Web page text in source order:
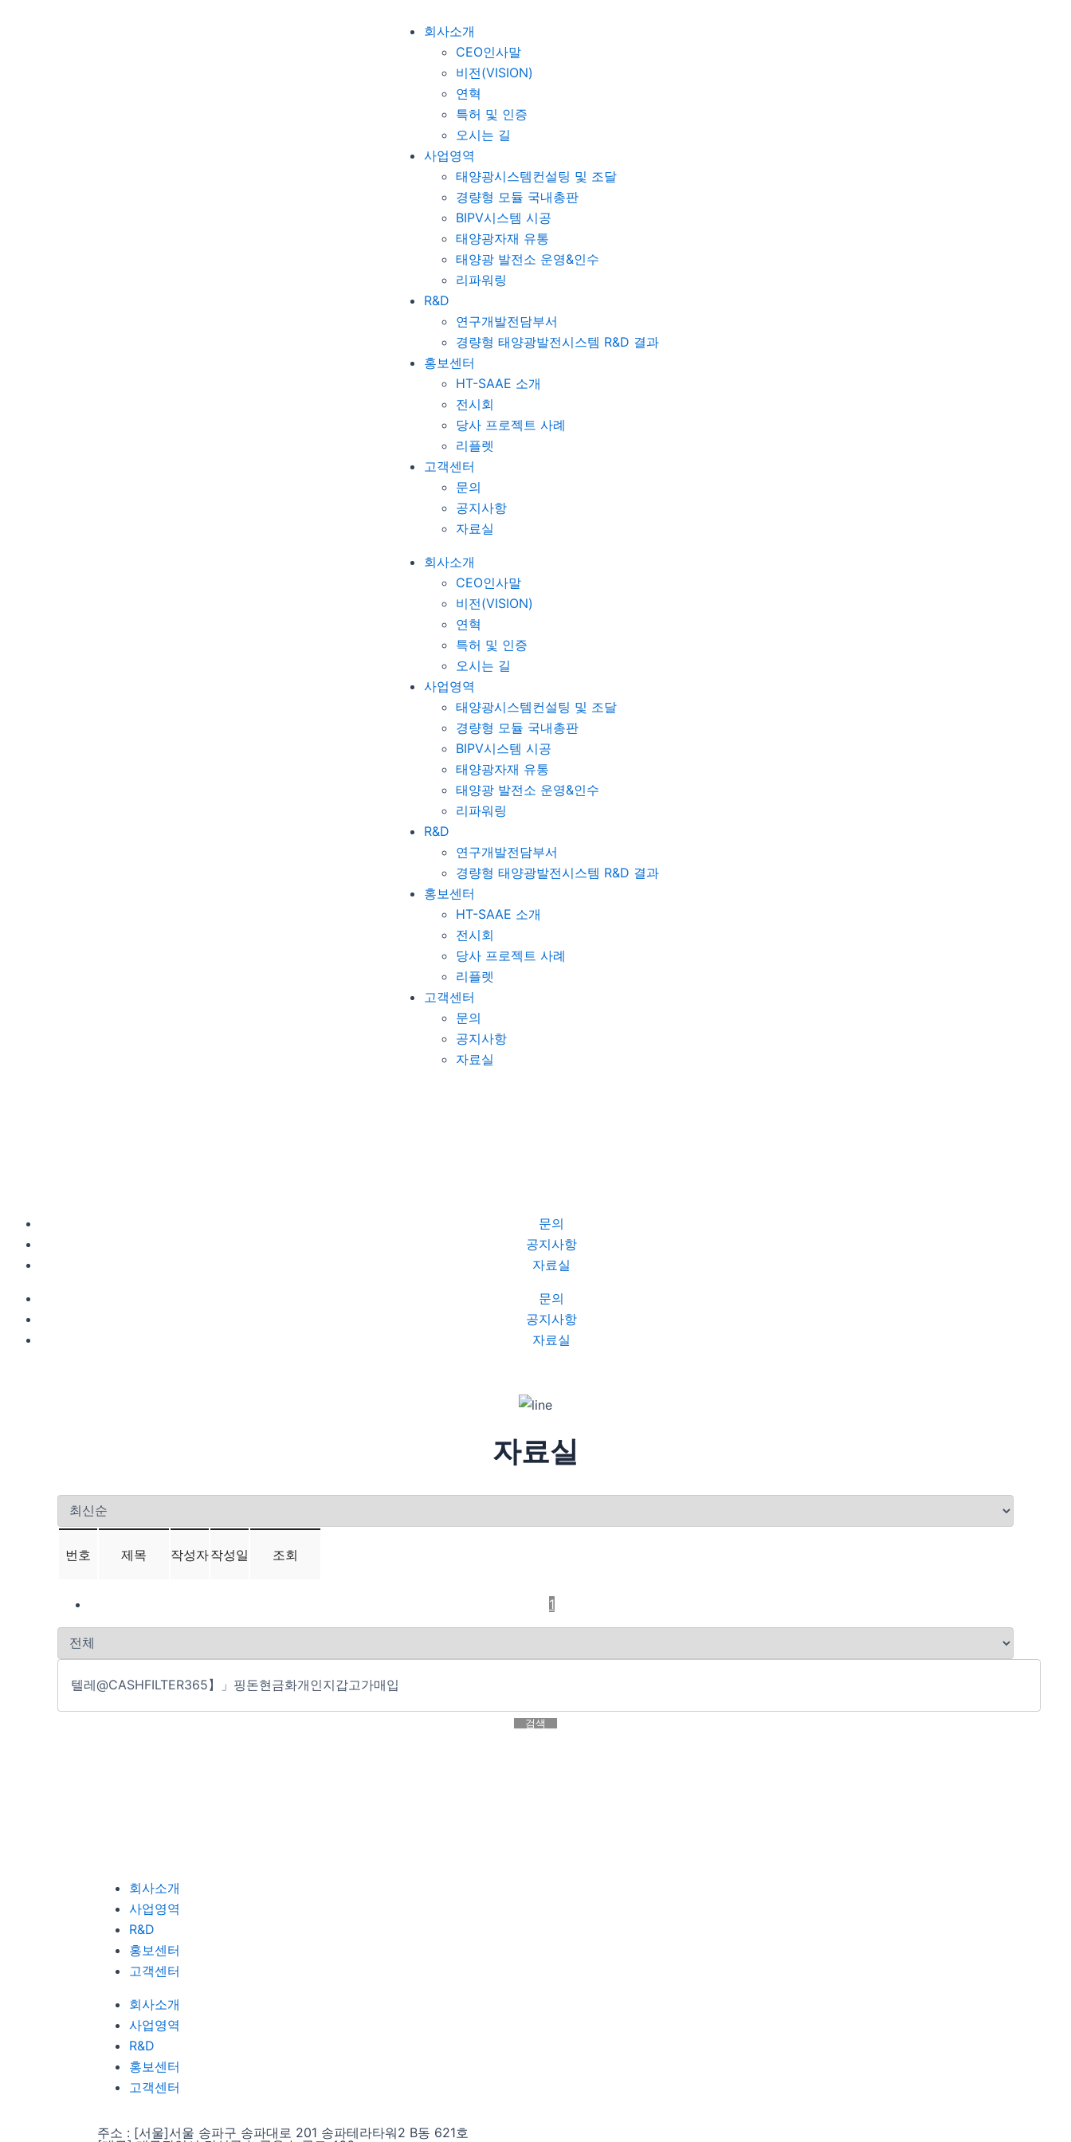
회사소개
CEO인사말
비전(VISION)
연혁
특허 및 인증
오시는 길
사업영역
태양광시스템컨설팅 및 조달
경량형 모듈 국내총판
BIPV시스템 시공
태양광자재 유통
태양광 발전소 운영&인수
리파워링
R&D
연구개발전담부서
경량형 태양광발전시스템 R&D 결과
홍보센터
HT-SAAE 소개
전시회
당사 프로젝트 사례
리플렛
고객센터
문의
공지사항
자료실
회사소개
CEO인사말
비전(VISION)
연혁
특허 및 인증
오시는 길
사업영역
태양광시스템컨설팅 및 조달
경량형 모듈 국내총판
BIPV시스템 시공
태양광자재 유통
태양광 발전소 운영&인수
리파워링
R&D
연구개발전담부서
경량형 태양광발전시스템 R&D 결과
홍보센터
HT-SAAE 소개
전시회
당사 프로젝트 사례
리플렛
고객센터
문의
공지사항
자료실
문의
공지사항
자료실
문의
공지사항
자료실
자료실
번호 제목 작성자작성일 조회
1
검색
회사소개
사업영역
R&D
홍보센터
고객센터
회사소개
사업영역
R&D
홍보센터
고객센터
주소 : [서울]서울 송파구 송파대로 201 송파테라타워2 B동 621호